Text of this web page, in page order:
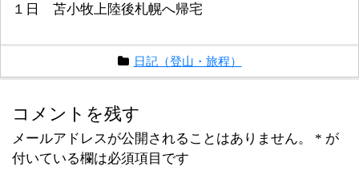
１日 苫小牧上陸後札幌へ帰宅
日記（登山・旅程）
コメントを残す
メールアドレスが公開されることはありません。 * が
付いている欄は必須項目です